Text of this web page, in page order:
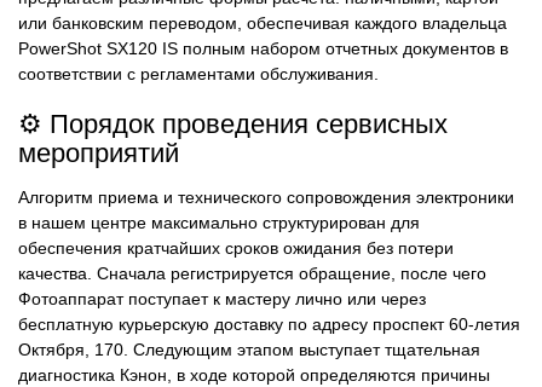
или банковским переводом, обеспечивая каждого владельца
PowerShot SX120 IS полным набором отчетных документов в
соответствии с регламентами обслуживания.
⚙️ Порядок проведения сервисных
мероприятий
Алгоритм приема и технического сопровождения электроники
в нашем центре максимально структурирован для
обеспечения кратчайших сроков ожидания без потери
качества. Сначала регистрируется обращение, после чего
Фотоаппарат поступает к мастеру лично или через
бесплатную курьерскую доставку по адресу проспект 60-летия
Октября, 170. Следующим этапом выступает тщательная
диагностика Кэнон, в ходе которой определяются причины